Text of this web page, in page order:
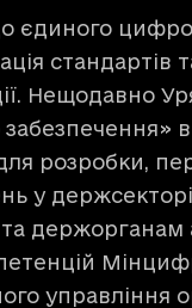
єдиного
стандартів
Нещодавно
розробки,
у
держорганам
управління